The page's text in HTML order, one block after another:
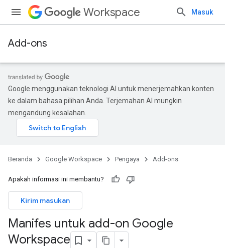
Workspace Masuk
Add-ons
Google menggunakan teknologi AI untuk menerjemahkan konten
ke dalam bahasa pilihan Anda. Terjemahan AI mungkin
mengandung kesalahan.
Beranda Google Workspace Pengaya Add-ons
Apakah informasi ini membantu?
Kirim masukan
Manifes untuk add-on Google
Workspace